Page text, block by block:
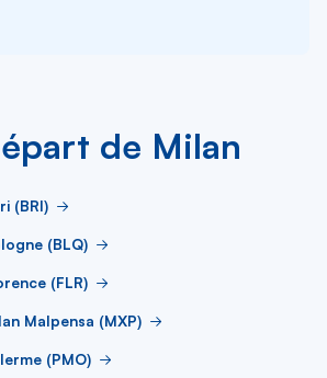
de Milan
(BRI)
(BLQ)
(FLR)
Malpensa (MXP)
(PMO)